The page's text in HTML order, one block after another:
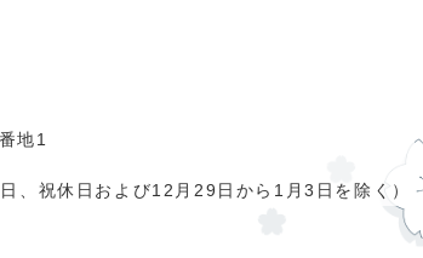
地1
、祝休日および12月29日から1月3日を除く）